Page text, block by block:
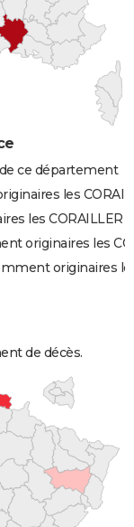
ce département
les
les CORAILLER
originaires les
originaires
de décès.